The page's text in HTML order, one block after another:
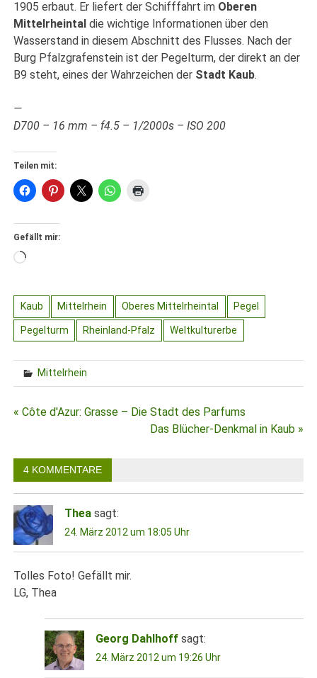
1905 erbaut. Er liefert der Schifffahrt im Oberen
Mittelrheintal die wichtige Informationen über den
Wasserstand in diesem Abschnitt des Flusses. Nach der
Burg Pfalzgrafenstein ist der Pegelturm, der direkt an der
B9 steht, eines der Wahrzeichen der Stadt Kaub.
—
D700 – 16 mm – f4.5 – 1/2000s – ISO 200
Teilen mit:
Gefällt mir:
Wird
Kaub Mittelrhein Oberes Mittelrheintal Pegel
Pegelturm Rheinland-Pfalz Weltkulturerbe
Mittelrhein
Beitragsnavigation
« Côte d'Azur: Grasse – Die Stadt des Parfums
Das Blücher-Denkmal in Kaub »
4 KOMMENTARE
Thea sagt:
24. März 2012 um 18:05 Uhr
Tolles Foto! Gefällt mir.
LG, Thea
Georg Dahlhoff sagt:
24. März 2012 um 19:26 Uhr